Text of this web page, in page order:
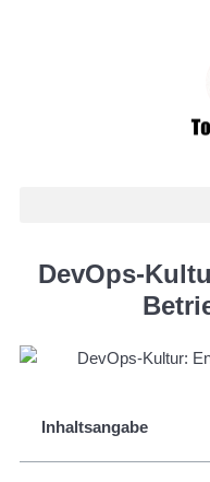
DevOps-
Inhaltsangabe